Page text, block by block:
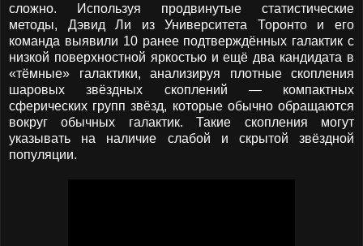
сложно. Используя продвинутые статистические
методы, Дэвид Ли из Университета Торонто и его
команда выявили 10 ранее подтверждённых галактик с
низкой поверхностной яркостью и ещё два кандидата в
«тёмные» галактики, анализируя плотные скопления
шаровых звёздных скоплений — компактных
сферических групп звёзд, которые обычно обращаются
вокруг обычных галактик. Такие скопления могут
указывать на наличие слабой и скрытой звёздной
популяции.